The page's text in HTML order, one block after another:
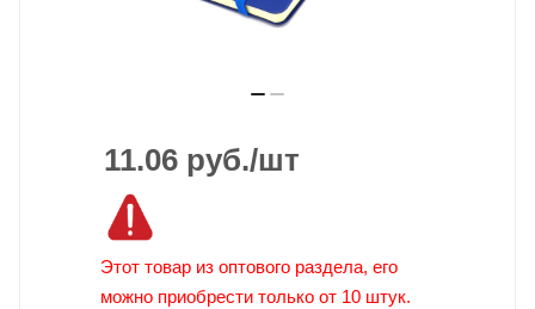
11.06 руб./шт
Этот товар из оптового раздела, его
можно приобрести только от 10 штук.